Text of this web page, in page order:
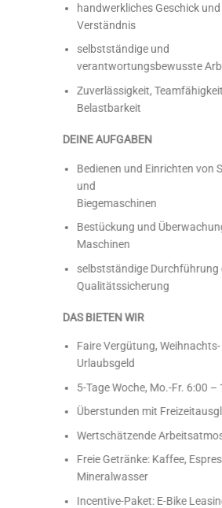
handwerkliches Geschick
Verständnis
selbstständige und
verantwortungsbewusste
Zuverlässigkeit,
Belastbarkeit
DEINE AUFGABEN
Bedienen und Einrichten von
und
Biegemaschinen
Bestückung und
Maschinen
selbstständige Durchführung
Qualitätssicherung
DAS BIETEN WIR
Faire Vergütung, Weihnachts-
Urlaubsgeld
5-Tage Woche, Mo.-Fr. 6:00 –
Überstunden mit
Wertschätzende
Freie Getränke: Kaffee,
Mineralwasser
Incentive-Paket: E-Bike